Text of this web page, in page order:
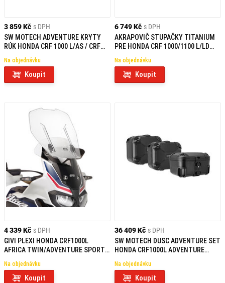
3 859 Kč s DPH
SW MOTECH ADVENTURE KRYTY
RÚK HONDA CRF 1000 L/AS / CRF
Na objednávku
Koupit
6 749 Kč s DPH
AKRAPOVIČ STUPAČKY TITANIUM
PRE HONDA CRF 1000/1100 L/LD
SPORTS
Na objednávku
Koupit
4 339 Kč s DPH
GIVI PLEXI HONDA CRF1000L
AFRICA TWIN/ADVENTURE SPORTS
Na objednávku
Koupit
36 409 Kč s DPH
SW MOTECH DUSC ADVENTURE SET
HONDA CRF1000L ADVENTURE
Na objednávku
Koupit